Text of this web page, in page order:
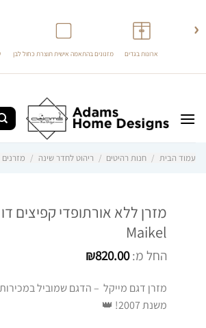
‹
ארונות בגדים מזנונים בהתאמה אישית תוצרת כחול לבן
עמוד הבית / חנות רהיטים / ריהוט לחדר שינה / מזרנים
מזרן ללא אורתופדי קפיצים
Maikel
החל מ: ₪820.00
מזרן דגם מייקל – הדגם שמוביל
משנת 2007! 👑